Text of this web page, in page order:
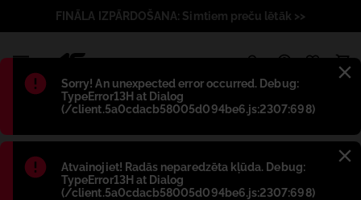
Błąd:
Sorry! An unexpected error occurred. Debug:
TypeError13H at Dialog
(/client.5a0cdacb58005d094be6.js:2307:698)
Błąd:
Atvainojiet! Radās neparedzēta kļūda. Debug:
TypeError13H at Dialog
(/client.5a0cdacb58005d094be6.js:2307:698)
FINĀLA IZPĀRDOŠANA: Simtiem preču lētāk >>